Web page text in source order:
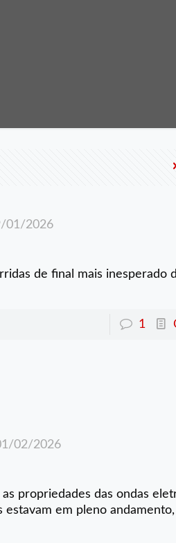
01/2026
de final mais inesperado
1
02/2026
propriedades das ondas
em pleno